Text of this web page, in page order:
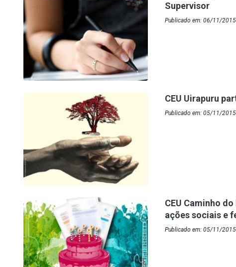
Supervisor
Publicado em: 06/11/
CEU Uirapuru
Publicado em: 05/11/2015
CEU Caminho
ações sociais e
Publicado em: 05/11/2015